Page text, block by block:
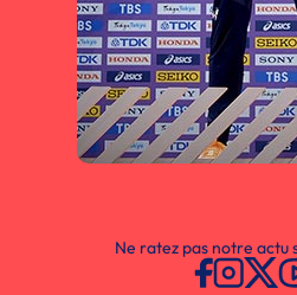
Ne ratez pas notre actu